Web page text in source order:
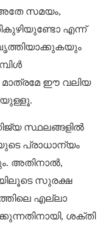
സമയം,
എന്ന്
ഈ വലിയ
സ്ഥലങ്ങളിൽ
പ്രാധാന്യം
അതിനാൽ,
സുരക്ഷ
എല്ലാ
ശക്തി